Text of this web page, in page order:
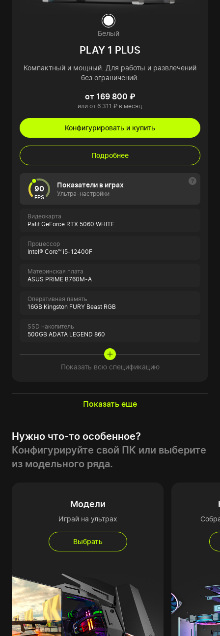
Белый
PLAY 1 PLUS
Компактный и мощный. Для работы и развлечений
без ограничений.
от 169 800 ₽
или от 6 311 ₽ в месяц
Конфигурировать и купить
Подробнее
90
FPS
Показатели в играх
Ультра-настройки
Видеокарта
Palit GeForce RTX 5060 WHITE
Процессор
Intel® Core™ i5-12400F
Материнская плата
ASUS PRIME B760M-A
Оперативная память
16GB Kingston FURY Beast RGB
SSD накопитель
500GB ADATA LEGEND 860
Показать всю спецификацию
Показать еще
Нужно что-то особенное?
Конфигурируйте свой ПК или выберите
из модельного ряда.
Модели
Играй на ультрах
Выбрать